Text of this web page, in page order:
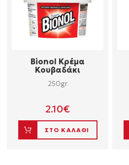
Bionol Κρέμα
Κουβαδάκι
250gr
2.10€
ΣΤΟ ΚΑΛΑΘΙ